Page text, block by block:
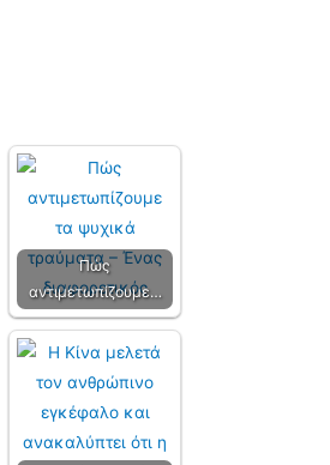
Πώς
αντιμετωπίζουμε…